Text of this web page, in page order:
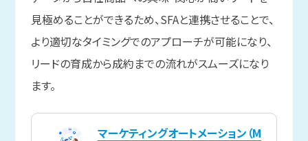
見極めることができるため、SFAと連携させることで、
より適切なタイミングでのアプローチが可能になり、
リードの育成から成約までの流れがスムーズになり
ます。
マーケティングオートメーション（M